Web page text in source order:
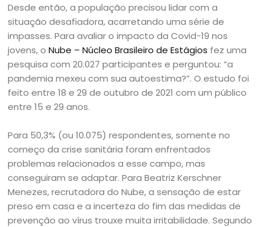
Desde então, a população precisou lidar com a
situação desafiadora, acarretando uma série de
impasses. Para avaliar o impacto da Covid-19 nos
jovens, oNube – Núcleo Brasileiro de Estágios fez uma
pesquisa com 20.027 participantes e perguntou: “a
pandemia mexeu com sua autoestima?”. O estudo foi
feito entre 18 e 29 de outubro de 2021 com um público
entre 15 e 29 anos.
Para 50,3% (ou 10.075) respondentes, somente no
começo da crise sanitária foram enfrentados
problemas relacionados a esse campo, mas
conseguiram se adaptar. Para Beatriz Kerschner
Menezes, recrutadora do Nube, a sensação de estar
preso em casa e a incerteza do fim das medidas de
prevenção ao vírus trouxe muita irritabilidade. Segundo